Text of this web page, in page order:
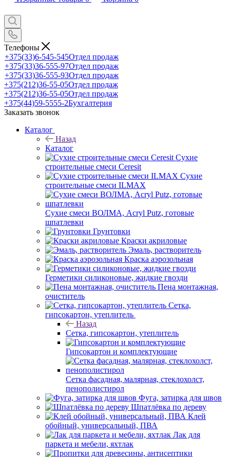
Телефоны
+375(33)6-545-545Отдел продаж
+375(33)36-555-97Отдел продаж
+375(33)36-555-93Отдел продаж
+375(212)36-55-05Отдел продаж
+375(212)36-55-05Отдел продаж
+375(44)59-5555-2Бухгалтерия
Заказать звонок
Каталог
Назад
Каталог
Сухие
строительные смеси Ceresit
Сухие
строительные смеси ILMAX
Сухие смеси ВОЛМА, Acryl Putz, готовые
шпатлевки
Грунтовки
Краски акриловые
Эмаль, растворитель
Краска аэрозольная
Герметики силиконовые, жидкие гвозди
Пена монтажная,
очиститель
Сетка,
гипсокартон, утеплитель
Назад
Сетка, гипсокартон, утеплитель
Гипсокартон и комплектующие
Сетка фасадная, малярная, стеклохолст,
пенополистирол
Фуга, затирка для швов
Шпатлёвка по дереву
Клей
обойный, универсальный, ПВА
Лак для
паркета и мебели, яхтлак